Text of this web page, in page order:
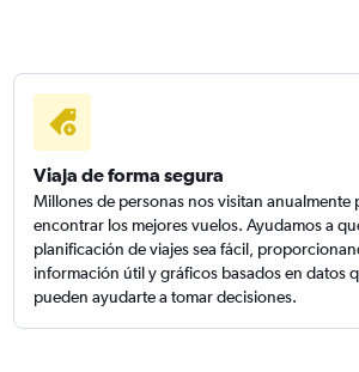
Viaja de forma segura
Millones de personas nos visitan anualmente
encontrar los mejores vuelos. Ayudamos a
planificación de viajes sea fácil,
información útil y gráficos basados en datos
pueden ayudarte a tomar decisiones.